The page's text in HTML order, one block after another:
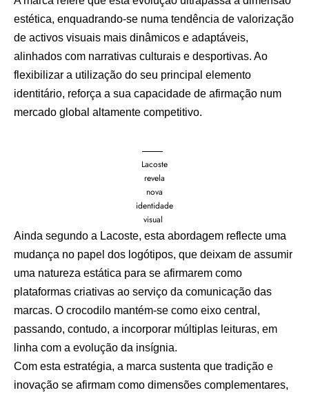
estética, enquadrando-se numa tendência de valorização
de activos visuais mais dinâmicos e adaptáveis,
alinhados com narrativas culturais e desportivas. Ao
flexibilizar a utilização do seu principal elemento
identitário, reforça a sua capacidade de afirmação num
mercado global altamente competitivo.
Lacoste
revela
nova
identidade
visual
Ainda segundo a Lacoste, esta abordagem reflecte uma
mudança no papel dos logótipos, que deixam de assumir
uma natureza estática para se afirmarem como
plataformas criativas ao serviço da comunicação das
marcas. O crocodilo mantém-se como eixo central,
passando, contudo, a incorporar múltiplas leituras, em
linha com a evolução da insígnia.
Com esta estratégia, a marca sustenta que tradição e
inovação se afirmam como dimensões complementares,